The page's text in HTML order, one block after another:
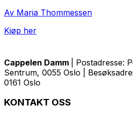
Av Maria Thommessen
Kjøp her
Cappelen Damm
| Postadresse:
Sentrum, 0055 Oslo |
0161 Oslo
KONTAKT OSS